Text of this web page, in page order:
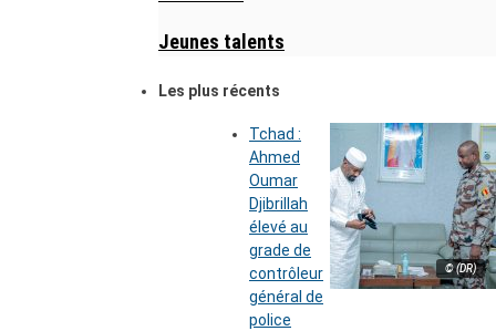
Jeunes talents
Les plus récents
© (DR)
Tchad :
Ahmed
Oumar
Djibrillah
élevé au
grade de
contrôleur
général de
police